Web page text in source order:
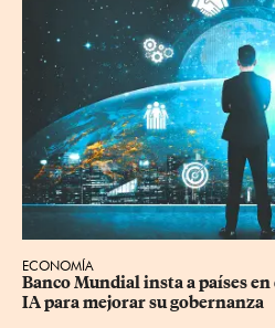
ECONOMÍA
Banco Mundial insta a países
IA para mejorar su gobernanza